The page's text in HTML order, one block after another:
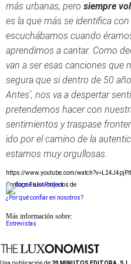
más urbanas, pero siempre
es la que más se identifica
escuchábamos cuando
aprendimos a cantar. Como
van a ser esas canciones que
segura que si dentro de 50
Antes', nos va a despertar
pretendemos hacer con
sentimientos y traspase
ido por el camino de la
estamos muy orgullosas.
https://www.youtube.com/
Conforme a los criterios de
¿Por qué confiar en nosotros?
Más información sobre:
Entrevistas